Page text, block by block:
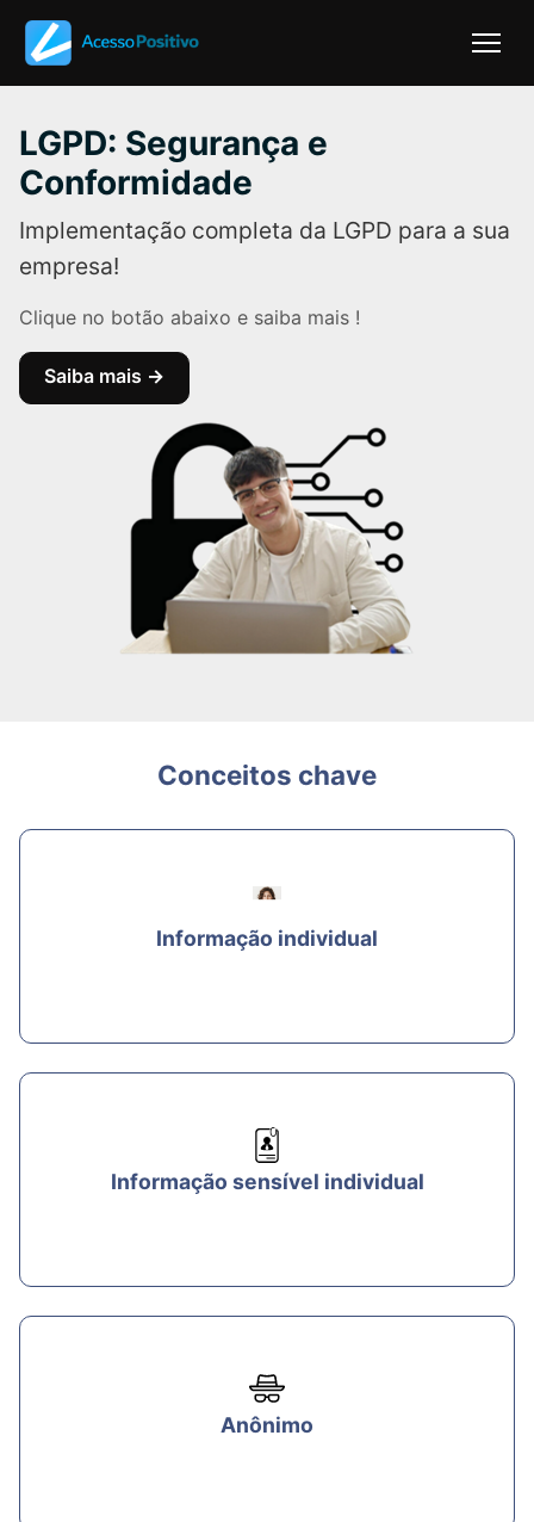
LGPD: Segurança e
Conformidade
Implementação completa da LGPD para a sua
empresa!
Clique no botão abaixo e saiba mais !
Saiba mais →
Conceitos chave
Informação individual
Informação sensível individual
Anônimo